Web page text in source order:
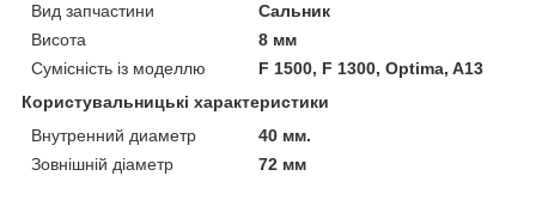
Вид запчастини
Сальник
Висота
8 мм
Сумісність із моделлю
F 1500, F 1300, Optima, A13
Користувальницькі характеристики
Внутренний диаметр
40 мм.
Зовнішній діаметр
72 мм